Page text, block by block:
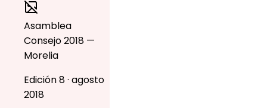
Asamblea
Consejo 2018 —
Morelia
Edición 8 · agosto
2018